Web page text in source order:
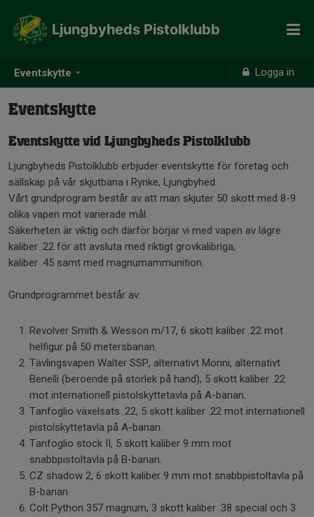
Eventskytte Logga in
Ljungbyheds Pistolklubb
Eventskytte
Eventskytte vid Ljungbyheds Pistolklubb
Ljungbyheds Pistolklubb erbjuder eventskytte för företag och
sällskap på vår skjutbana i Rynke, Ljungbyhed.
Vårt grundprogram består av att man skjuter 50 skott med 8-9
olika vapen mot varierade mål.
Säkerheten är viktig och därför börjar vi med vapen av lägre
kaliber .22 för att avsluta med riktigt grovkalibriga,
kaliber .45 samt med magnumammunition.
Grundprogrammet består av:
Revolver Smith & Wesson m/17, 6 skott kaliber .22 mot
helfigur på 50 metersbanan.
Tävlingsvapen Walter SSP, alternativt Morini, alternativt
Benelli (beroende på storlek på hand), 5 skott kaliber .22
mot internationell pistolskyttetavla på A-banan.
Tanfoglio växelsats .22, 5 skott kaliber .22 mot internationell
pistolskyttetavla på A-banan.
Tanfoglio stock II, 5 skott kaliber 9 mm mot
snabbpistoltavla på B-banan.
CZ shadow 2, 6 skott kaliber 9 mm mot snabbpistoltavla på
B-banan.
Colt Python 357 magnum, 3 skott kaliber .38 special och 3